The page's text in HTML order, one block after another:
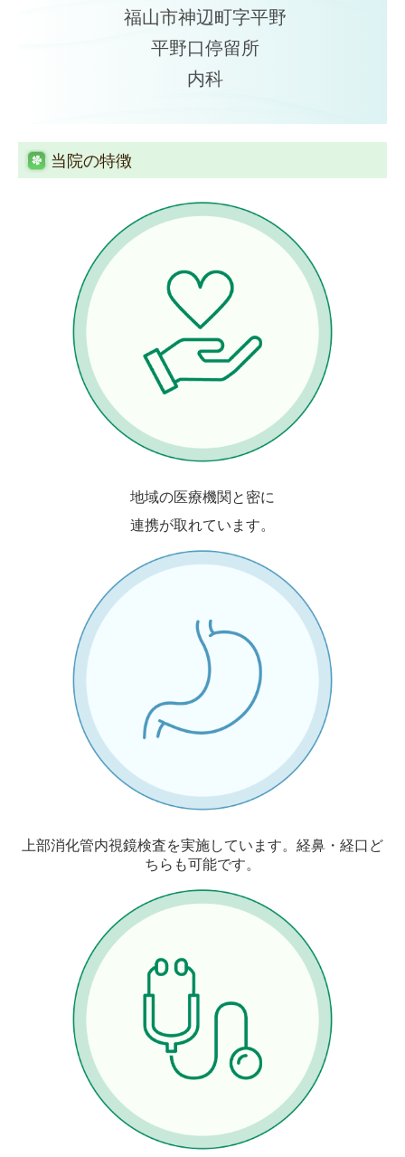
福山市神辺町字平野
平野口停留所
内科
当院の特徴
地域の医療機関と密に
連携が取れています。
上部消化管内視鏡検査を実施しています。 経鼻・経口ど
ちらも可能です。